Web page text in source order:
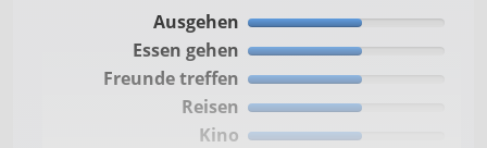
Ausgehen
Essen gehen
Freunde treffen
Reisen
Kino